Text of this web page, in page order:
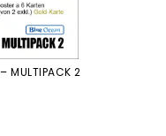
MULTIPACK 2